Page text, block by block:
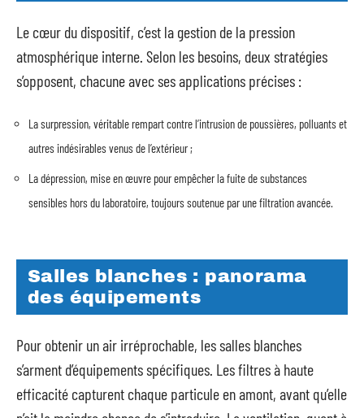
Le cœur du dispositif, c’est la gestion de la pression
atmosphérique interne. Selon les besoins, deux stratégies
s’opposent, chacune avec ses applications précises :
La surpression, véritable rempart contre l’intrusion de poussières, polluants et
autres indésirables venus de l’extérieur ;
La dépression, mise en œuvre pour empêcher la fuite de substances
sensibles hors du laboratoire, toujours soutenue par une filtration avancée.
Salles blanches : panorama
des équipements
Pour obtenir un air irréprochable, les salles blanches
s’arment d’équipements spécifiques. Les filtres à haute
efficacité capturent chaque particule en amont, avant qu’elle